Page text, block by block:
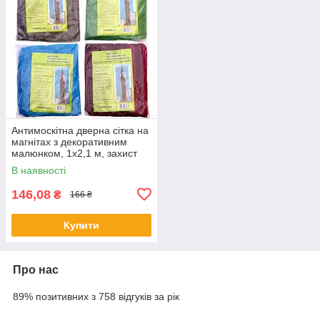
Антимоскітна дверна сітка на
магнітах з декоративним
малюнком, 1х2,1 м, захист
від комах, пилу і тополиного
пуху
В наявності
146,08 ₴ 166 ₴
Купити
Про нас
89% позитивних з 758 відгуків за рік